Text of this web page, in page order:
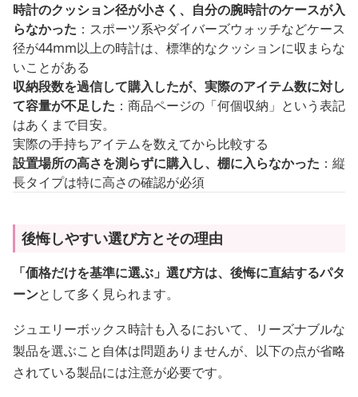
時計のクッション径が小さく、自分の腕時計のケースが入
らなかった ：スポーツ系やダイバーズウォッチなどケース
径が44mm以上の時計は、標準的なクッションに収まらな
いことがある
収納段数を過信して購入したが、実際のアイテム数に対し
て容量が不足した ：商品ページの「何個収納」という表記
はあくまで目安。
実際の手持ちアイテムを数えてから比較する
設置場所の高さを測らずに購入し、棚に入らなかった ：縦
長タイプは特に高さの確認が必須
後悔しやすい選び方とその理由
「価格だけを基準に選ぶ」選び方は、後悔に直結するパタ
ーンとして多く見られます。
ジュエリーボックス時計も入るにおいて、リーズナブルな
製品を選ぶこと自体は問題ありませんが、以下の点が省略
されている製品には注意が必要です。